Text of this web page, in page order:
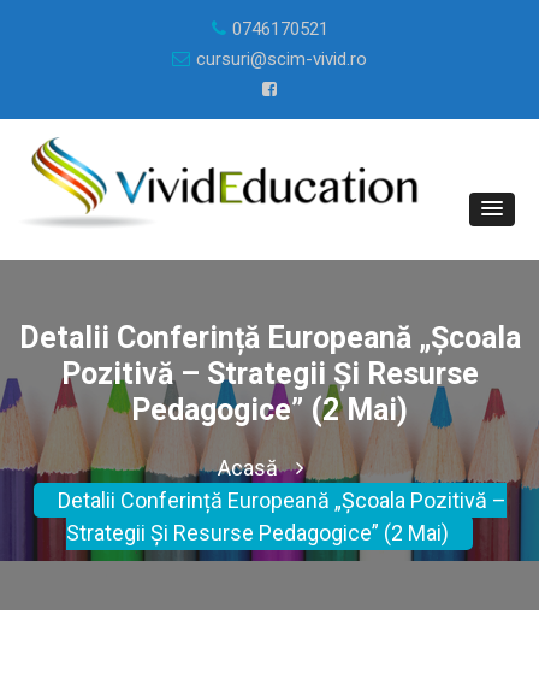
0746170521
cursuri@scim-vivid.ro
Detalii Conferință Europeană „Școala
Pozitivă – Strategii Și Resurse
Pedagogice” (2 Mai)
Acasă
Detalii Conferință Europeană „Școala Pozitivă –
Strategii Și Resurse Pedagogice” (2 Mai)